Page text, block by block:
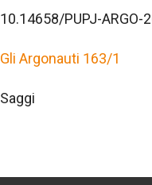
10.14658/PUPJ-ARGO-
Gli Argonauti 163/1
Saggi